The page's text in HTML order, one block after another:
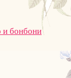
и бонбони